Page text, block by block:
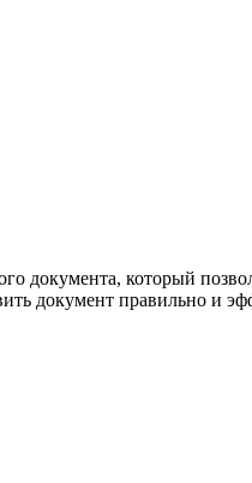
документа, который
документ правильно и